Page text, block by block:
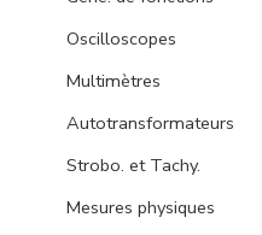
Oscilloscopes
Multimètres
Autotransformateurs
Strobo. et Tachy.
Mesures physiques